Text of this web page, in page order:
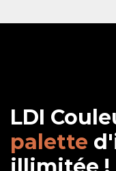
LDI
palette